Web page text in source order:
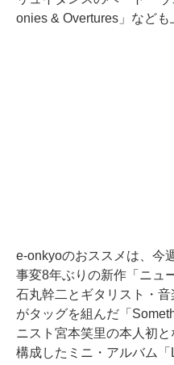
onies & Overtures」なども
e-onkyoのおススメは、今
事変8年ぶりの新作「ニュ
石丸幹二とギタリスト・
がタッグを組んだ「
ニスト宮本笑里の本人初
構成したミニ・アルバム「